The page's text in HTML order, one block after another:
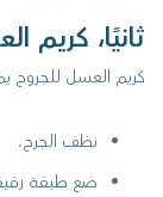
ثانيًا، كريم
كريم العسل للجروح
نظف الجرح.
ضع طبقة